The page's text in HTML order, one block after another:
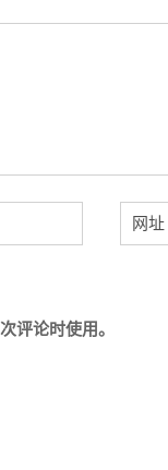
评论时使用。